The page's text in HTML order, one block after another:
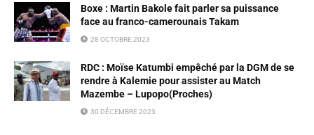
Boxe : Martin Bakole fait parler sa puissance
face au franco-camerounais Takam
28 OCTOBRE 2023
RDC : Moïse Katumbi empêché par la DGM de se
rendre à Kalemie pour assister au Match
Mazembe – Lupopo(Proches)
30 DÉCEMBRE 2023